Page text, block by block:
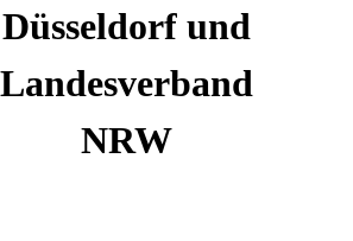
Düsseldorf und
Landesverband
NRW